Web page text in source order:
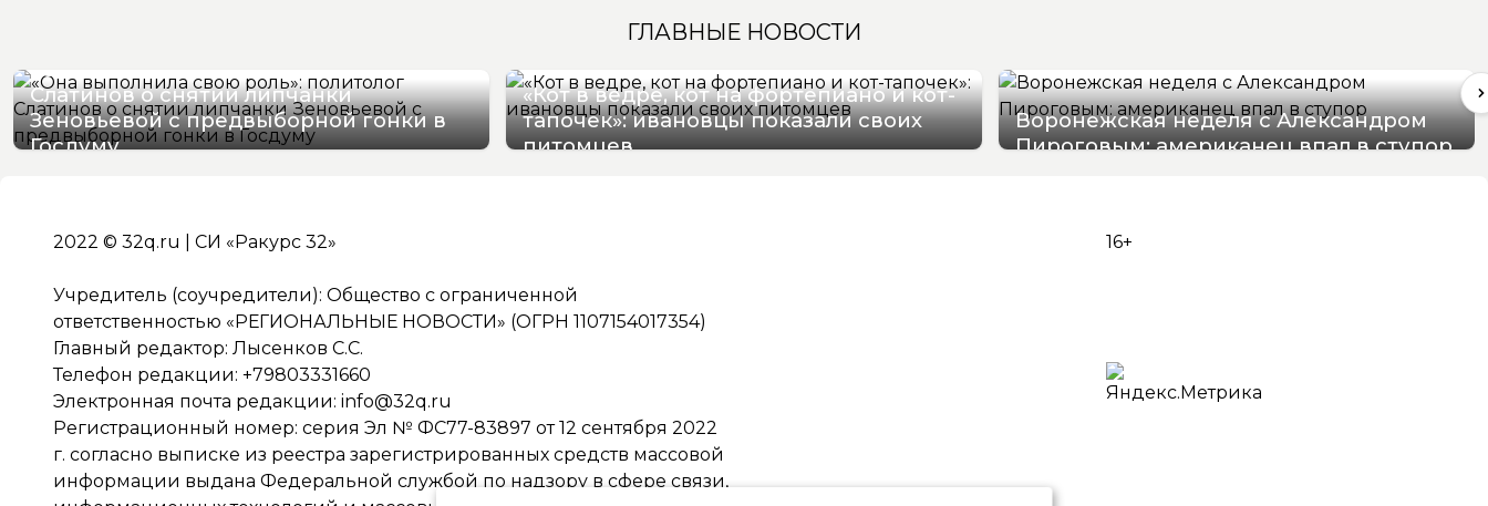
ГЛАВНЫЕ НОВОСТИ
«Она выполнила свою роль»: политолог
Слатинов о снятии липчанки
Зеновьевой с предвыборной гонки в
Госдуму
«Кот в ведре, кот на фортепиано и кот-
тапочек»: ивановцы показали своих
питомцев
Воронежская неделя с Александром
Пироговым: американец впал в ступор
2022 © 32q.ru | СИ «Ракурс 32»
Учредитель (соучредители): Общество с ограниченной
ответственностью «РЕГИОНАЛЬНЫЕ НОВОСТИ» (ОГРН 1107154017354)
Главный редактор: Лысенков С.С.
Телефон редакции: +79803331660
Электронная почта редакции: info@32q.ru
Регистрационный номер: серия Эл № ФС77-83897 от 12 сентября 2022
г. согласно выписке из реестра зарегистрированных средств массовой
информации выдана Федеральной службой по надзору в сфере связи,
16+